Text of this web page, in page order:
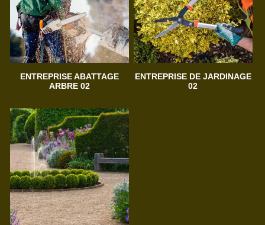
ENTREPRISE ABATTAGE
ARBRE 02
ENTREPRISE DE JARDINAGE
02